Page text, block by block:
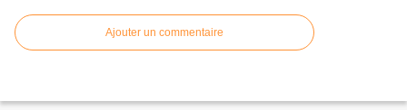
Ajouter un commentaire